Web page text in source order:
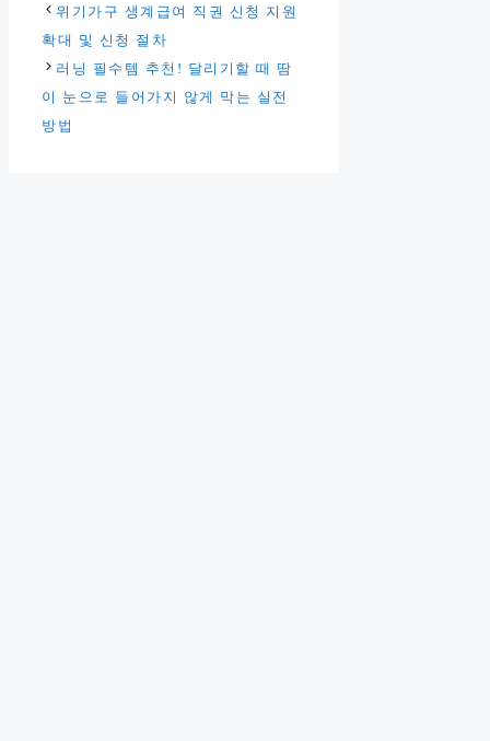
테
고
리
위기가구 생계급여 직권 신청 지원
확대 및 신청 절차
러닝 필수템 추천! 달리기할 때 땀
이 눈으로 들어가지 않게 막는 실전
방법